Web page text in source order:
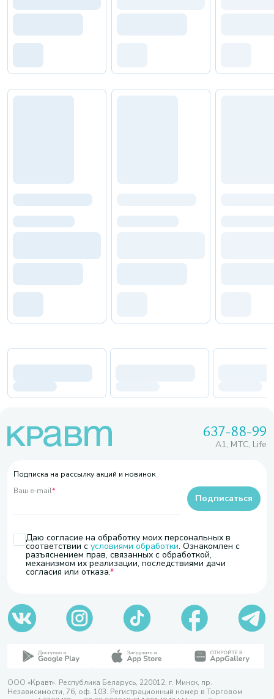
637-88-99
A1, МТС, Life
Подписка на рассылку акций и новинок
Ваш e-mail*
Даю согласие на обработку моих персональных в
соответствии с условиями обработки. Ознакомлен с
разъяснением прав, связанных с обработкой,
механизмом их реализации, последствиями дачи
согласия или отказа.
Подписаться
ООО «Кравт». Республика Беларусь, 220012, г. Минск, пр.
Независимости, 76, оф. 103. Регистрационный номер в Торговом